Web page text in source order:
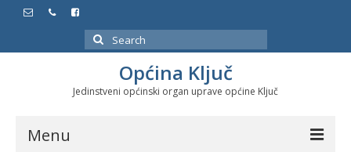
Search
for:
Općina Ključ
Jedinstveni općinski organ uprave općine Ključ
Menu